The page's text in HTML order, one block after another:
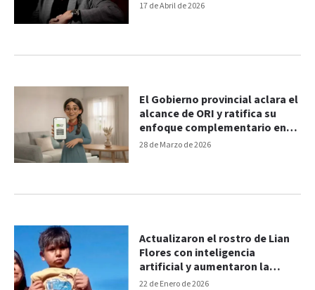
17 de Abril de 2026
28 de Marzo de 2026
El Gobierno provincial aclara el
alcance de ORI y ratifica su
enfoque complementario en
salud mental
22 de Enero de 2026
Actualizaron el rostro de Lian
Flores con inteligencia
artificial y aumentaron la
millonaria recompensa